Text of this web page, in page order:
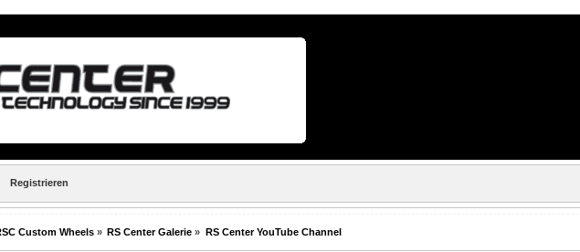
Registrieren
Custom Wheels » RS Center Galerie » RS Center YouTube Channel